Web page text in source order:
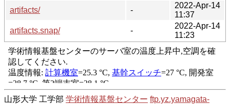
artifacts/
-
2022-Apr-14
11:37
artifacts.snap/
-
2022-Apr-14
11:23
山形大学 工学部 学術情報基盤センター ftp.yz.yamagata-